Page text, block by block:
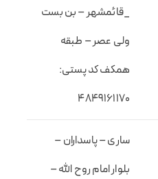
_قائمشهر – بن بست
ولی عصر – طبقه
همکف کد پستی:
۴۸۴۹۱۶۱۱۷۰
ساری – پاسداران –
بلوار امام روح الله –